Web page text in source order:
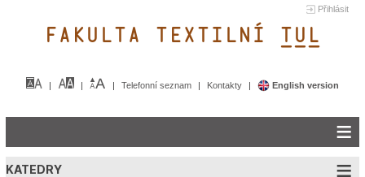
Přihlásit
FAKULTA TEXTILNÍ TUL&
Telefonní seznam Kontakty English version
KATEDRY